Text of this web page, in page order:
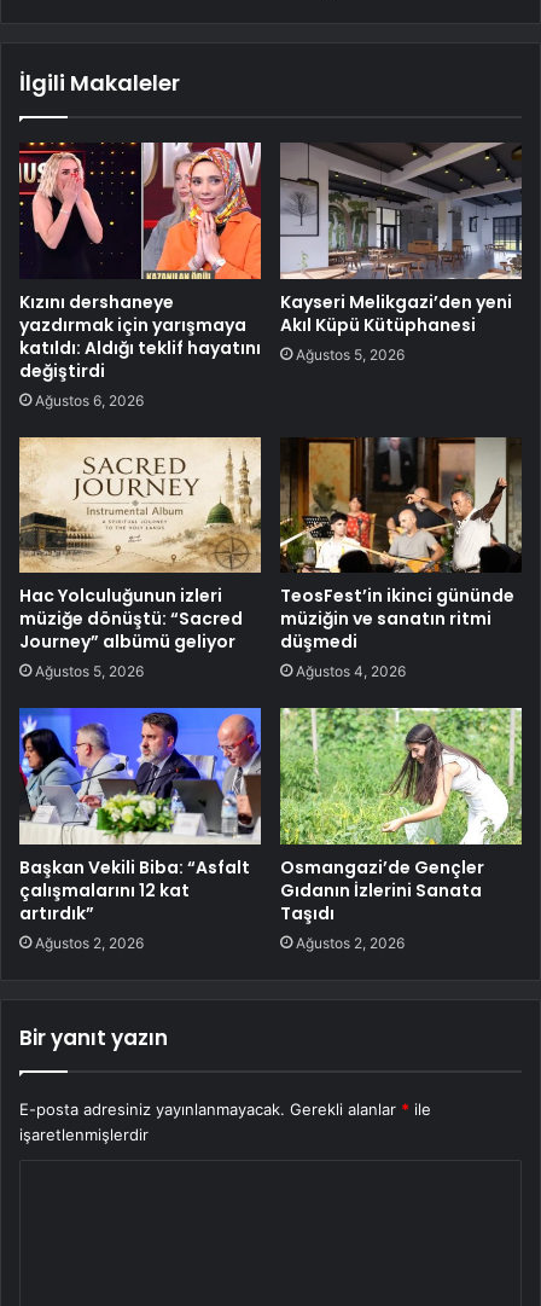
İlgili Makaleler
Kızını dershaneye
yazdırmak için yarışmaya
katıldı: Aldığı teklif hayatını
değiştirdi
Ağustos 6, 2026
Kayseri Melikgazi’den yeni
Akıl Küpü Kütüphanesi
Ağustos 5, 2026
Hac Yolculuğunun izleri
müziğe dönüştü: “Sacred
Journey” albümü geliyor
Ağustos 5, 2026
TeosFest’in ikinci gününde
müziğin ve sanatın ritmi
düşmedi
Ağustos 4, 2026
Başkan Vekili Biba: “Asfalt
çalışmalarını 12 kat
artırdık”
Ağustos 2, 2026
Osmangazi’de Gençler
Gıdanın İzlerini Sanata
Taşıdı
Ağustos 2, 2026
Bir yanıt yazın
E-posta adresiniz yayınlanmayacak. Gerekli alanlar * ile
işaretlenmişlerdir